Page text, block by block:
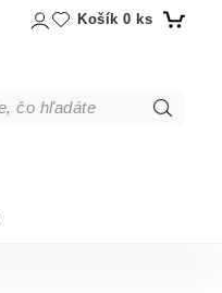
Košík 0 ks